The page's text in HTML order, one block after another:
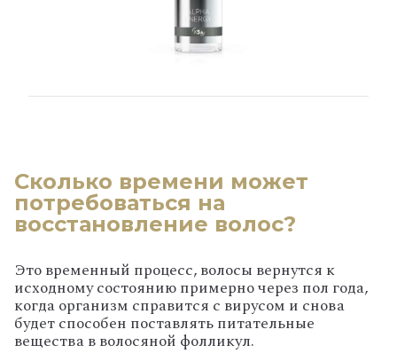
Сколько времени может
потребоваться на
восстановление волос?
Это временный процесс, волосы вернутся к
исходному состоянию примерно через пол года,
когда организм справится с вирусом и снова
будет способен поставлять питательные
вещества в волосяной фолликул.